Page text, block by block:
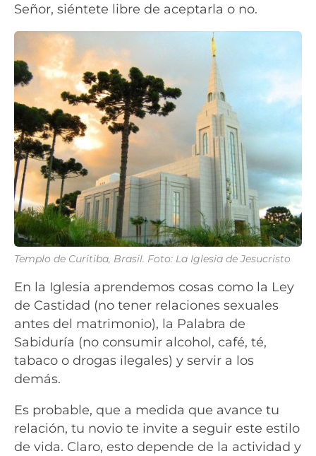
Señor, siéntete libre de aceptarla o no.
Templo de Curitiba, Brasil. Foto: La Iglesia de Jesucristo
En la Iglesia aprendemos cosas como la Ley
de Castidad (no tener relaciones sexuales
antes del matrimonio), la Palabra de
Sabiduría (no consumir alcohol, café, té,
tabaco o drogas ilegales) y servir a los
demás.
Es probable, que a medida que avance tu
relación, tu novio te invite a seguir este estilo
de vida. Claro, esto depende de la actividad y